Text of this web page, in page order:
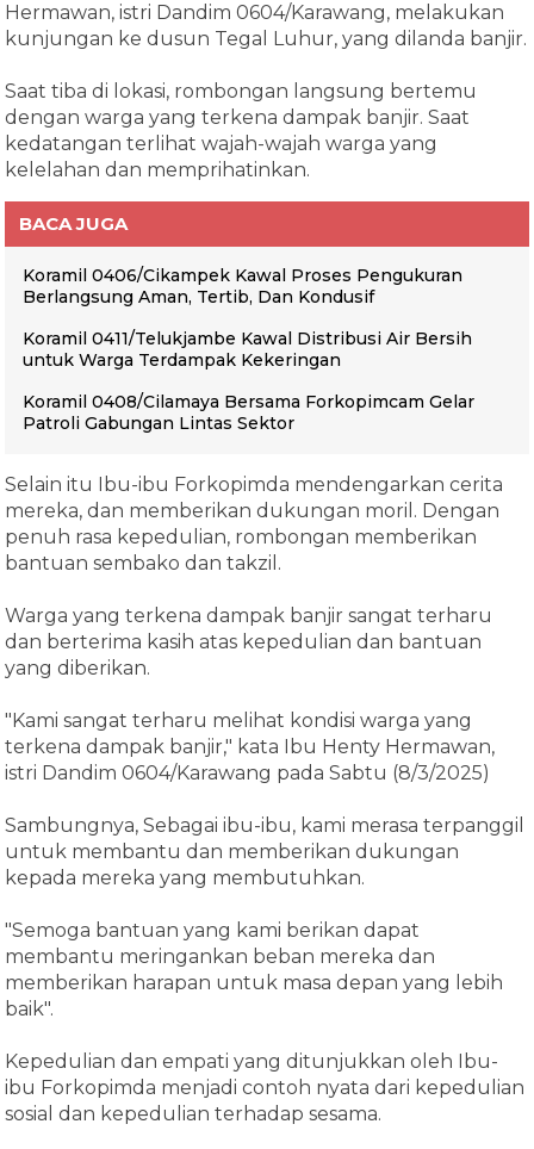
Hermawan, istri Dandim 0604/Karawang, melakukan
kunjungan ke dusun Tegal Luhur, yang dilanda banjir.
Saat tiba di lokasi, rombongan langsung bertemu
dengan warga yang terkena dampak banjir. Saat
kedatangan terlihat wajah-wajah warga yang
kelelahan dan memprihatinkan.
BACA JUGA
Koramil 0406/Cikampek Kawal Proses Pengukuran
Berlangsung Aman, Tertib, Dan Kondusif
Koramil 0411/Telukjambe Kawal Distribusi Air Bersih
untuk Warga Terdampak Kekeringan
Koramil 0408/Cilamaya Bersama Forkopimcam Gelar
Patroli Gabungan Lintas Sektor
Selain itu Ibu-ibu Forkopimda mendengarkan cerita
mereka, dan memberikan dukungan moril. Dengan
penuh rasa kepedulian, rombongan memberikan
bantuan sembako dan takzil.
Warga yang terkena dampak banjir sangat terharu
dan berterima kasih atas kepedulian dan bantuan
yang diberikan.
"Kami sangat terharu melihat kondisi warga yang
terkena dampak banjir," kata Ibu Henty Hermawan,
istri Dandim 0604/Karawang pada Sabtu (8/3/2025)
Sambungnya, Sebagai ibu-ibu, kami merasa terpanggil
untuk membantu dan memberikan dukungan
kepada mereka yang membutuhkan.
"Semoga bantuan yang kami berikan dapat
membantu meringankan beban mereka dan
memberikan harapan untuk masa depan yang lebih
baik".
Kepedulian dan empati yang ditunjukkan oleh Ibu-
ibu Forkopimda menjadi contoh nyata dari kepedulian
sosial dan kepedulian terhadap sesama.